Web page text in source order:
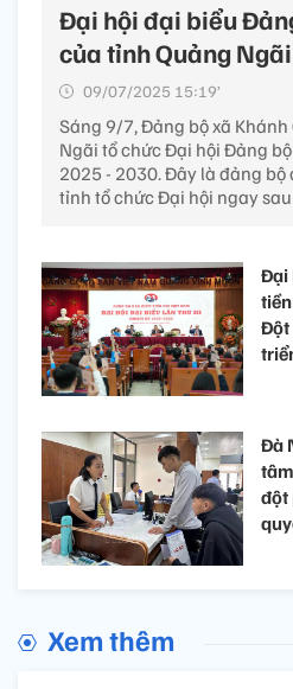
Đại hội đại biểu
của tỉnh Quảng
09/07/2025 15:19’
Sáng 9/7, Đảng bộ xã
Ngãi tổ chức Đại hội Đảng
2025 - 2030. Đây là đảng bộ
tỉnh tổ chức Đại hội ngay
Đại
Đột
Đà
đột
Xem thêm